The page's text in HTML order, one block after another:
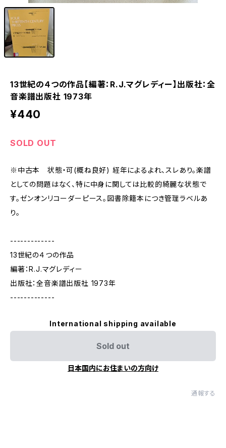
13世紀の４つの作品【編著：R.J.マグレディー】出版社：全
音楽譜出版社 1973年
¥440
SOLD OUT
※中古本 状態・可(概ね良好) 経年によるよれ、スレあり。楽譜
としての問題はなく、特に中身に関しては比較的綺麗な状態で
す。ゼンオンリコーダーピース。図書除籍本につき管理ラベルあ
り。
-------------
13世紀の４つの作品
編著：R.J.マグレディー
出版社：全音楽譜出版社 1973年
-------------
International shipping available
Sold out
日本国内にお住まいの方向け
通報する